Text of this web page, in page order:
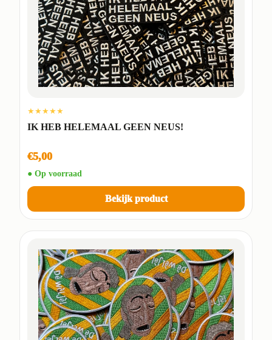
★★★★★
IK HEB HELEMAAL GEEN NEUS!
€5,00
● Op voorraad
Bekijk product